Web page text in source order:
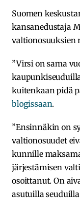
Suomen
kansanedustaja
valtionosuuksien
”Virsi on sama
kuitenkaan pidä
blogissaan.
”Ensinnäkin on
valtionosuudet
kunnille
järjestämisen
osoittanut. On
asutuilla